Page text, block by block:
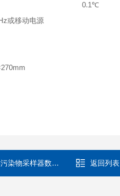
0.1℃
或移动电源
采样器数据输出 返回列表